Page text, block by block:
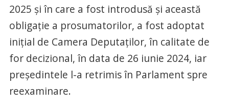
2025 şi în care a fost introdusă şi această
obligaţie a prosumatorilor, a fost adoptat
iniţial de Camera Deputaţilor, în calitate de
for decizional, în data de 26 iunie 2024, iar
preşedintele l-a retrimis în Parlament spre
reexaminare.